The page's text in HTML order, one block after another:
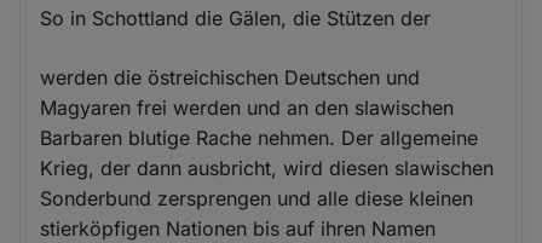
So in Schottland die Gälen, die Stützen der
werden die östreichischen Deutschen und
Magyaren frei werden und an den slawischen
Barbaren blutige Rache nehmen. Der allgemeine
Krieg, der dann ausbricht, wird diesen slawischen
Sonderbund zersprengen und alle diese kleinen
stierköpfigen Nationen bis auf ihren Namen